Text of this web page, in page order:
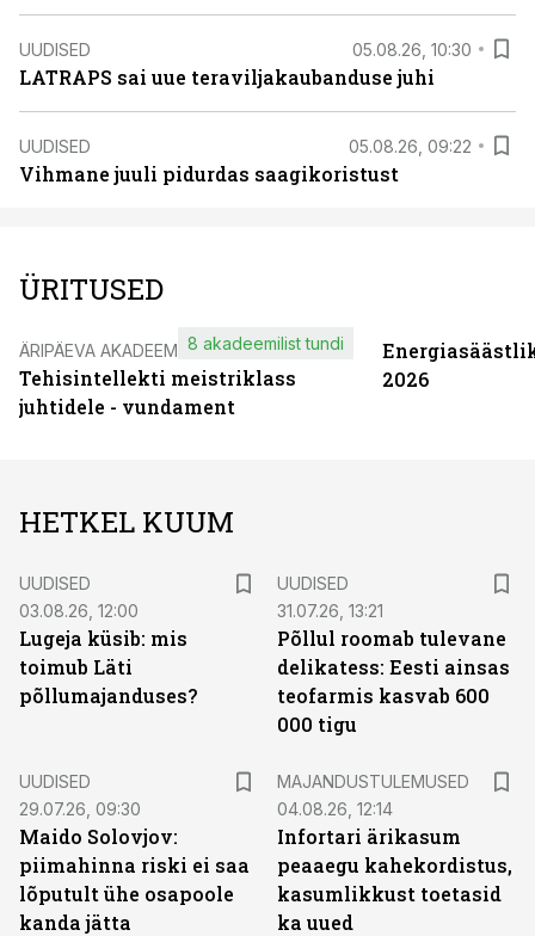
UUDISED 05.08.26, 10:30
LATRAPS sai uue teraviljakaubanduse juhi
UUDISED 05.08.26, 09:22
Vihmane juuli pidurdas saagikoristust
ÜRITUSED
ÄRIPÄEVA AKADEEMIA
Tehisintellekti meistriklass
juhtidele - vundament
8 akadeemilist tundi
2026
HETKEL KUUM
UUDISED
03.08.26, 12:00
Lugeja küsib: mis
toimub Läti
põllumajanduses?
UUDISED
31.07.26, 13:21
Põllul roomab tulevane
delikatess: Eesti ainsas
teofarmis kasvab 600
000 tigu
UUDISED
29.07.26, 09:30
Maido Solovjov:
piimahinna riski ei saa
lõputult ühe osapoole
kanda jätta
MAJANDUSTULEMUSED
04.08.26, 12:14
Infortari ärikasum
peaaegu kahekordistus,
kasumlikkust toetasid
ka uued